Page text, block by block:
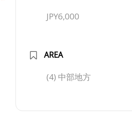
JPY6,000
AREA
(4) 中部地方